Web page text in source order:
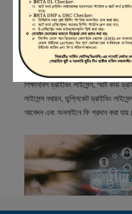
স্বাগতম
বিআরটিএ সার্ভিস পোর্টাল (বিএসপি)
(বিআরটিএ) এর একটি অনলাইন সেবা
মোটরযান মালিক, মোটরযান বিক্রেতাদের
শিক্ষানবিশ ড্রাইভিং লাইসেন্স, স্মার্ট কার্ড
লাইসেন্স নবায়ন, ডুপ্লিকেট ড্রাইভিং
আবেদন এবং অনলাইনে ফি প্রদান করা যায়।